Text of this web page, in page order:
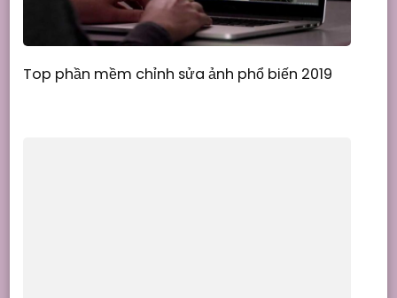
Top phần mềm chỉnh sửa ảnh phổ biến 2019